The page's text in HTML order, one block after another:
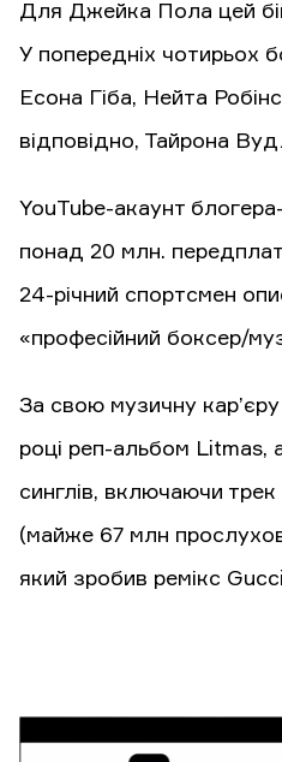
Для Джейка Пола цей бій
У попередніх чотирьох
Есона Гіба, Нейта
відповідно, Тайрона
YouTube-акаунт
понад 20 млн.
24-річний спортсмен
«професійний боксер/
За свою музичну
році реп-альбом Litmas,
синглів, включаючи
(майже 67 млн
який зробив ремікс